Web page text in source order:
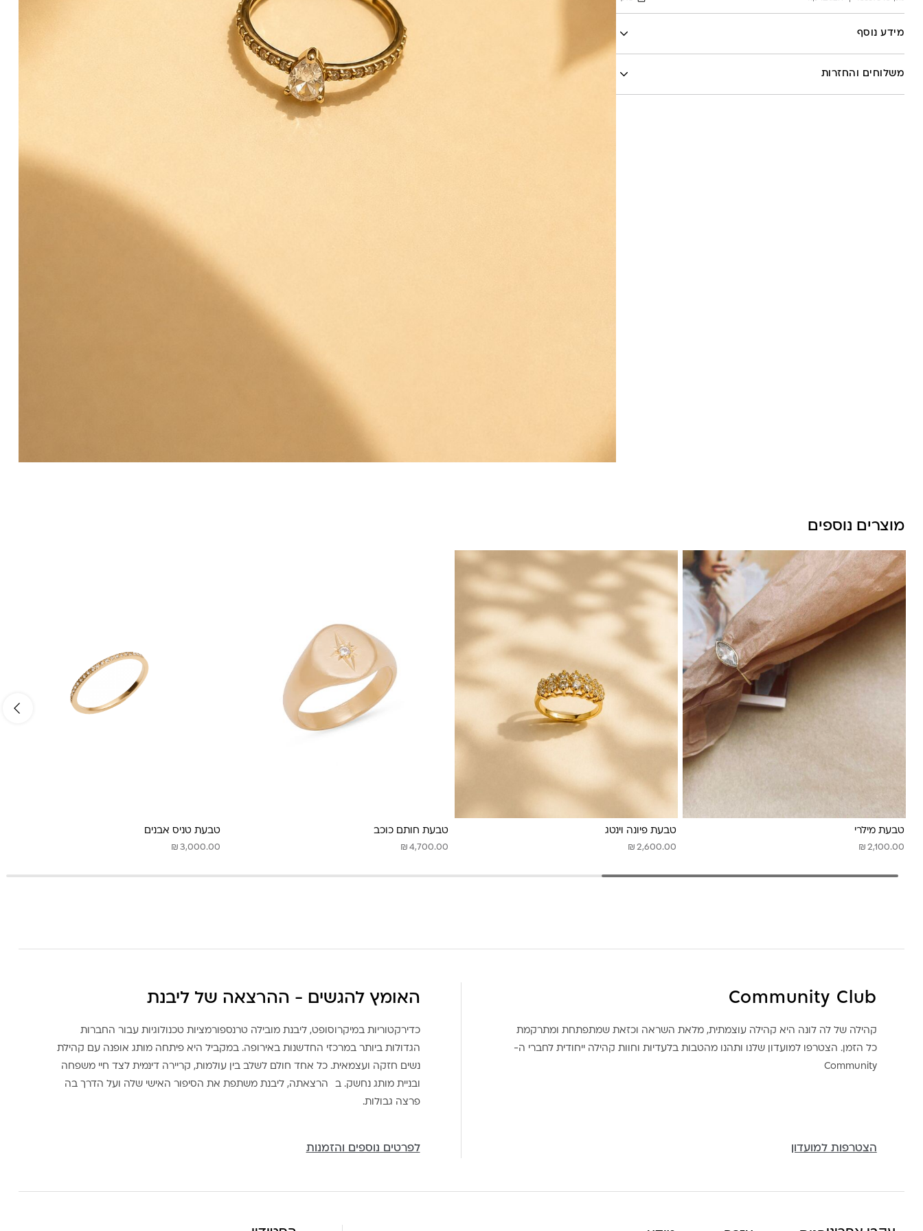
מידע נוסף
משלוחים והחזרות
מוצרים נוספים
טבעת מילרי
₪ 2,100.00
טבעת פיונה וינטג
₪ 2,600.00
טבעת חותם כוכב
₪ 4,700.00
טבעת טניס אבנים
₪ 3,000.00
Community Club
קהילה של לה לונה היא קהילה עוצמתית, מלאת השראה וכזאת שמתפתחת ומתרקמת
כל הזמן. הצטרפו למועדון שלנו ותהנו מהטבות בלעדיות וחוות קהילה ייחודית לחברי ה-
Community
הצטרפות למועדון
האומץ להגשים - ההרצאה של ליבנת
כדירקטוריות במיקרוסופט, ליבנת מובילה טרנספורמציות טכנולוגיות עבור החברות
הגדולות ביותר במרכזי החדשנות באירופה. במקביל היא פיתחה מותג אופנה עם קהילת
נשים חזקה ועצמאית. כל אחד חולם לשלב בין עולמות, קריירה דינמית לצד חיי משפחה
ובניית מותג נחשק. ב הרצאתה, ליבנת משתפת את הסיפור האישי שלה ועל הדרך בה
פרצה גבולות.
לפרטים נוספים והזמנות